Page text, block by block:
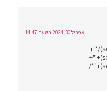
אפריל 30, 2024 בשעה 14:47
(select(0)from(select(sleep(15)))v)/*'+
(select(0)from(select(sleep(15)))v)+'"+